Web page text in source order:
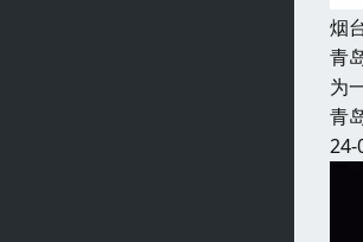
烟
青
为
青
24-